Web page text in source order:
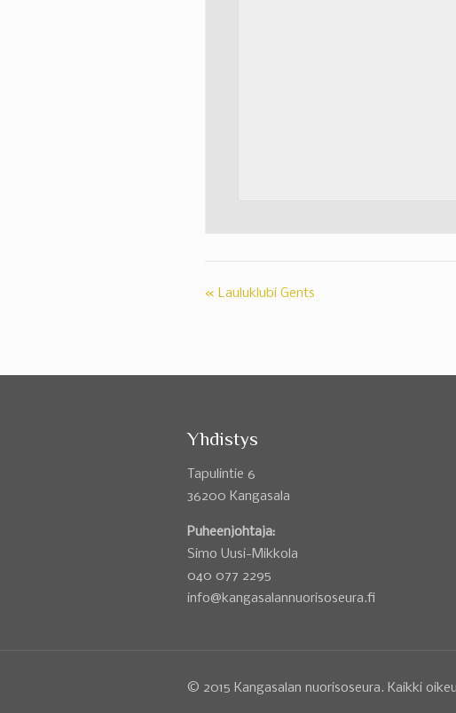
« Lauluklubi Gents
Yhdistys
Tapulintie 6
36200 Kangasala
Puheenjohtaja:
Simo Uusi-Mikkola
040 077 2295
info@kangasalannuorisoseura.fi
© 2015 Kangasalan nuorisoseura. Kaikki